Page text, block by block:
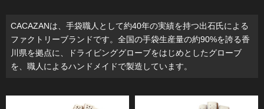
CACAZANは、手袋職人として約40年の実績を持つ出石氏による
ファクトリーブランドです。全国の手袋生産量の約90%を誇る香
川県を拠点に、ドライビンググローブをはじめとしたグローブ
を、職人によるハンドメイドで製造しています。